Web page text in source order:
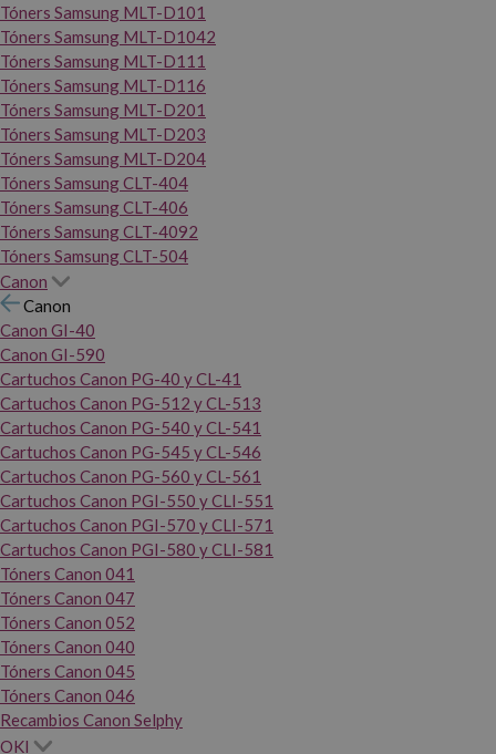
Tóners Samsung MLT-D101
Tóners Samsung MLT-D1042
Tóners Samsung MLT-D111
Tóners Samsung MLT-D116
Tóners Samsung MLT-D201
Tóners Samsung MLT-D203
Tóners Samsung MLT-D204
Tóners Samsung CLT-404
Tóners Samsung CLT-406
Tóners Samsung CLT-4092
Tóners Samsung CLT-504
Canon
Canon
Canon GI-40
Canon GI-590
Cartuchos Canon PG-40 y CL-41
Cartuchos Canon PG-512 y CL-513
Cartuchos Canon PG-540 y CL-541
Cartuchos Canon PG-545 y CL-546
Cartuchos Canon PG-560 y CL-561
Cartuchos Canon PGI-550 y CLI-551
Cartuchos Canon PGI-570 y CLI-571
Cartuchos Canon PGI-580 y CLI-581
Tóners Canon 041
Tóners Canon 047
Tóners Canon 052
Tóners Canon 040
Tóners Canon 045
Tóners Canon 046
Recambios Canon Selphy
OKI